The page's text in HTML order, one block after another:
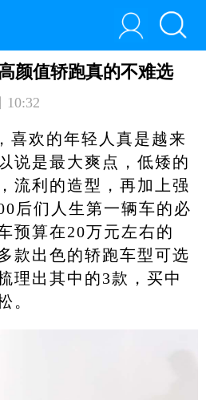
颜值轿跑真的不难选
10:32
喜欢的年轻人真是越来
说是最大爽点，低矮的
流利的造型，再加上强
后们人生第一辆车的必
预算在20万元左右的
款出色的轿跑车型可选
理出其中的3款，买中
。